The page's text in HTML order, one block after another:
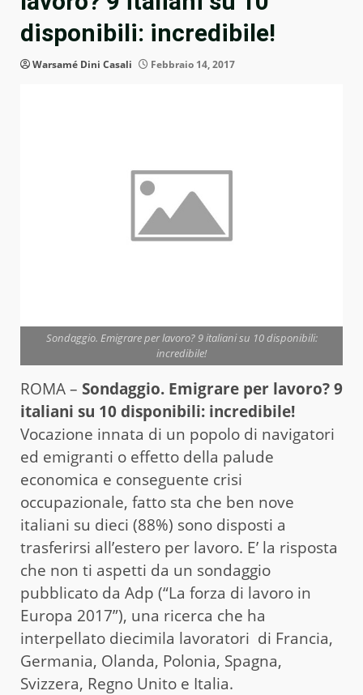
disponibili: incredibile!
Warsamé Dini Casali Febbraio 14, 2017
Sondaggio. Emigrare per lavoro? 9 italiani su 10 disponibili:
incredibile!
ROMA – Sondaggio. Emigrare per lavoro? 9
italiani su 10 disponibili: incredibile!
Vocazione innata di un popolo di navigatori
ed emigranti o effetto della palude
economica e conseguente crisi
occupazionale, fatto sta che ben nove
italiani su dieci (88%) sono disposti a
trasferirsi all’estero per lavoro. E’ la risposta
che non ti aspetti da un sondaggio
pubblicato da Adp (“La forza di lavoro in
Europa 2017”), una ricerca che ha
interpellato diecimila lavoratori di Francia,
Germania, Olanda, Polonia, Spagna,
Svizzera, Regno Unito e Italia.